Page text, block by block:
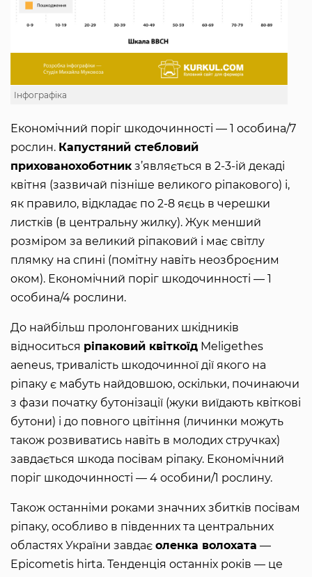
Інфографіка
Економічний поріг шкодочинності — 1 особина/7
рослин. Капустяний стебловий
прихованохоботник з’являється в 2-3-ій декаді
квітня (зазвичай пізніше великого ріпакового) і,
як правило, відкладає по 2-8 яєць в черешки
листків (в центральну жилку). Жук менший
розміром за великий ріпаковий і має світлу
плямку на спині (помітну навіть неозброєним
оком). Економічний поріг шкодочинності — 1
особина/4 рослини.
До найбільш пролонгованих шкідників
відноситься ріпаковий квіткоїд Meligethes
aeneus, тривалість шкодочинної дії якого на
ріпаку є мабуть найдовшою, оскільки, починаючи
з фази початку бутонізації (жуки виїдають квіткові
бутони) і до повного цвітіння (личинки можуть
також розвиватись навіть в молодих стручках)
завдається шкода посівам ріпаку. Економічний
поріг шкодочинності — 4 особини/1 рослину.
Також останніми роками значних збитків посівам
ріпаку, особливо в південних та центральних
областях України завдає оленка волохата —
Epicometis hirta. Тенденція останніх років — це